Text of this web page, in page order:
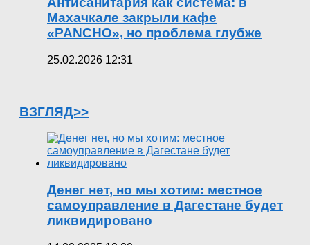
Махачкале закрыли кафе
«PANCHO», но проблема глубже
25.02.2026 12:31
ВЗГЛЯД>>
Денег нет, но мы хотим: местное
самоуправление в Дагестане будет
ликвидировано